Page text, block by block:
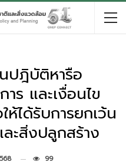
ปฎิบัติหารือ
ร และเงื่อนไข
ได้รับการยกเว้น
ะสิ่งปลูกสร้าง
99